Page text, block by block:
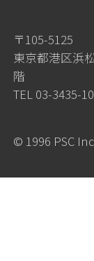
〒105-5125
東京都港区浜
階
TEL 03-3435-
© 1996 PSC